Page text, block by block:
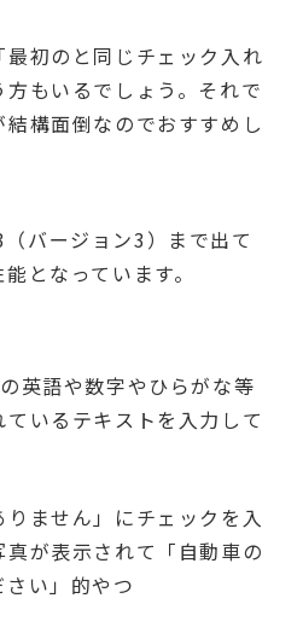
初のと同じチェック入れ
もいるでしょう。それで
構面倒なのでおすすめし
バージョン3）まで出て
となっています。
英語や数字やひらがな等
いるテキストを入力して
りません」にチェックを入
が表示されて「自動車の
い」的やつ